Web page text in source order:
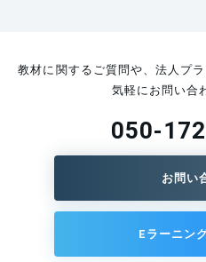
教材に関するご質問や、法人プ
気軽にお問い合
050-
お問い
Eラーニン